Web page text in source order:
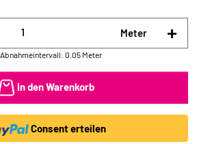
Meter
Abnahmeintervall: 0.05 Meter
In den Warenkorb
Consent erteilen